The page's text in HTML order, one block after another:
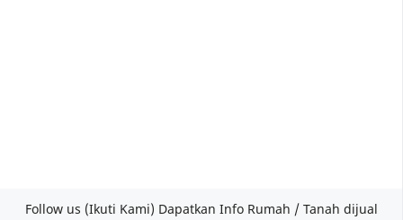
Follow us (Ikuti Kami) Dapatkan Info Rumah / Tanah dijual